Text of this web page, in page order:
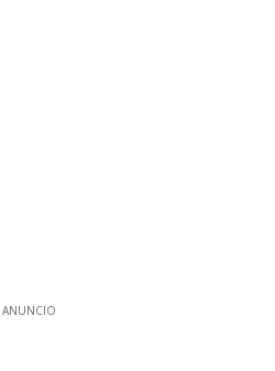
ANUNCIO